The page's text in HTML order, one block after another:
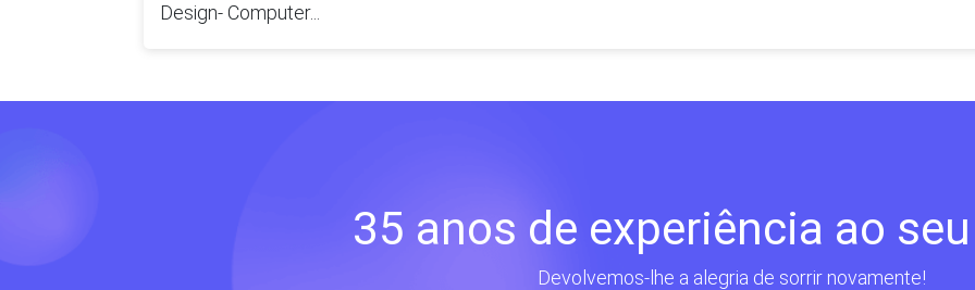
Design- Computer...
35 anos de experiência ao
Devolvemos-lhe a alegria de sorrir novamente!